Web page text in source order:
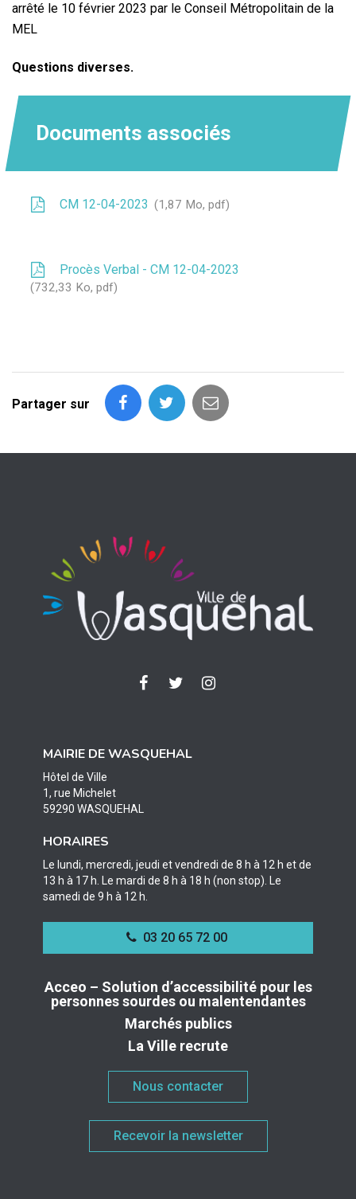
arrêté le 10 février 2023 par le Conseil Métropolitain de la
MEL
Questions diverses.
Documents associés
CM 12-04-2023 1,87 Mo, pdf
Procès Verbal - CM 12-04-2023
732,33 Ko, pdf
Partager sur
Lien
compte
Lien
compte
MAIRIE DE WASQUEHAL
Hôtel de Ville
1, rue Michelet
59290 WASQUEHAL
HORAIRES
Le lundi, mercredi, jeudi et vendredi de 8 h à 12 h et de
13 h à 17 h. Le mardi de 8 h à 18 h (non stop). Le
samedi de 9 h à 12 h.
03 20 65 72 00
Acceo – Solution d’accessibilité pour les
personnes sourdes ou malentendantes
Marchés publics
La Ville recrute
Nous contacter
Recevoir la newsletter